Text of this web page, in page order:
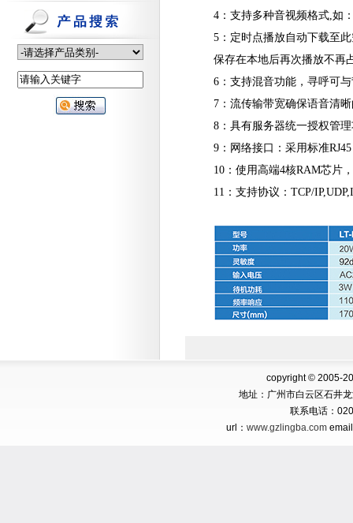
4：支持多种音视频格式,如
5：定时点播放自动下载至
保存在本地后再次播放不再
6：支持混音功能，寻呼可
7：流传输带宽确保语音清
8：具有服务器统一授权管
9：网络接口：采用标准
10：使用高端4核RAM芯片
11：支持协议：TCP/
copyright © 2005-
地址：广州市白云区石井
联系电话：
url： www.gzlingba.com